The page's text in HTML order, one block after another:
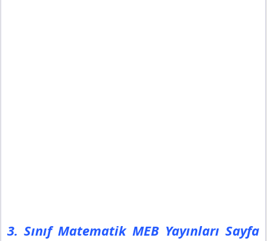
3. Sınıf Matematik MEB Yayınları Sayfa